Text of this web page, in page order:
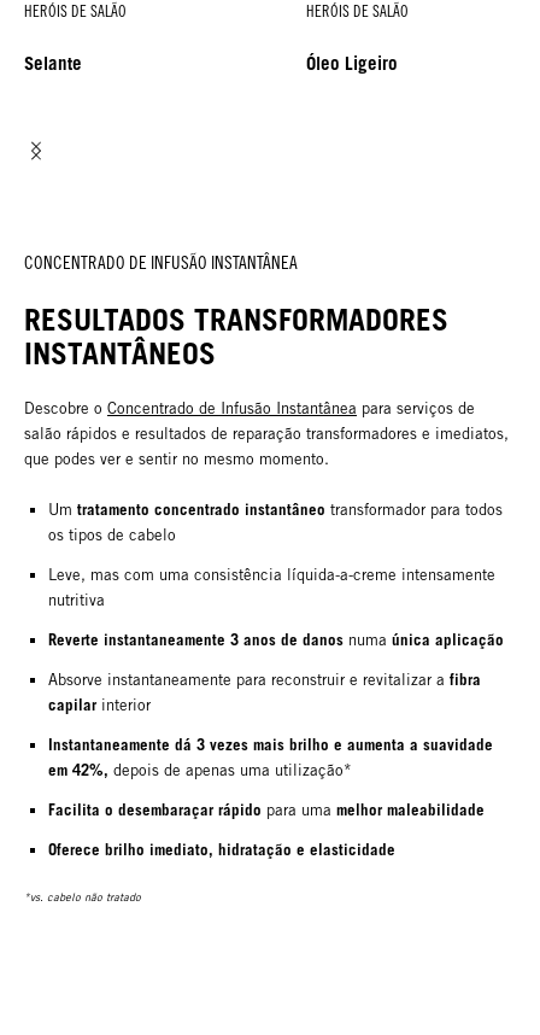
HERÓIS DE SALÃO
Selante
HERÓIS DE SALÃO
Óleo Ligeiro
CONCENTRADO DE INFUSÃO INSTANTÂNEA
RESULTADOS TRANSFORMADORES
INSTANTÂNEOS
Descobre o Concentrado de Infusão Instantânea para serviços de
salão rápidos e resultados de reparação transformadores e imediatos,
que podes ver e sentir no mesmo momento.
Um tratamento concentrado instantâneo transformador para todos
os tipos de cabelo
Leve, mas com uma consistência líquida-a-creme intensamente
nutritiva
Reverte instantaneamente 3 anos de danos numa única aplicação
Absorve instantaneamente para reconstruir e revitalizar a fibra
capilar interior
Instantaneamente dá 3 vezes mais brilho e aumenta a suavidade
em 42%, depois de apenas uma utilização*
Facilita o desembaraçar rápido para uma melhor maleabilidade
Oferece brilho imediato, hidratação e elasticidade
*vs. cabelo não tratado